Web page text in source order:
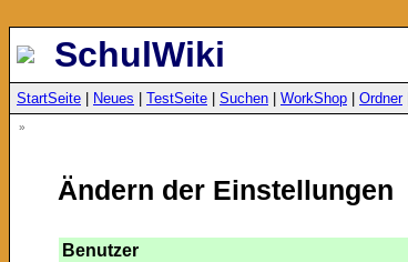
SchulWiki
StartSeite Neues TestSeite Suchen WorkShop Ordner|
»
Ändern der Einstellungen
Benutzer